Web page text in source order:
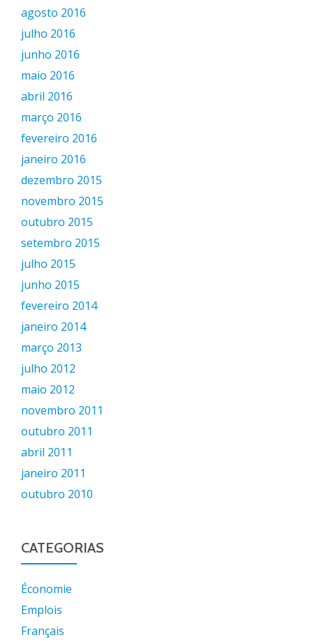
agosto 2016
julho 2016
junho 2016
maio 2016
abril 2016
março 2016
fevereiro 2016
janeiro 2016
dezembro 2015
novembro 2015
outubro 2015
setembro 2015
julho 2015
junho 2015
fevereiro 2014
janeiro 2014
março 2013
julho 2012
maio 2012
novembro 2011
outubro 2011
abril 2011
janeiro 2011
outubro 2010
CATEGORIAS
Économie
Emplois
Français